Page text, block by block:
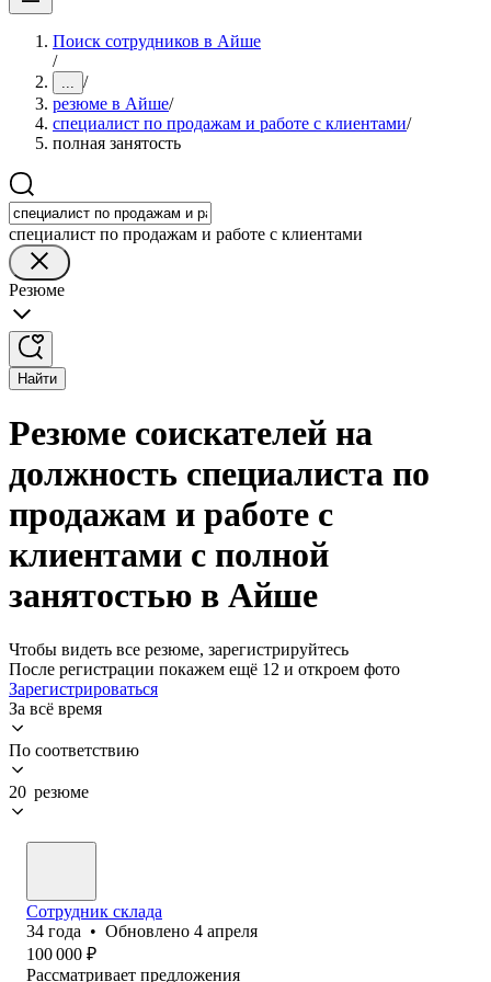
Поиск сотрудников в Айше
/
... /
резюме в Айше/
специалист по продажам и работе с клиентами/
полная занятость
специалист по продажам и работе с клиентами
Резюме
Найти
Резюме соискателей на
должность специалиста по
продажам и работе с
клиентами с полной
занятостью в Айше
Чтобы видеть все резюме, зарегистрируйтесь
После регистрации покажем ещё 12 и откроем фото
Зарегистрироваться
За всё время
По соответствию
20 резюме
Сотрудник склада
34 года • Обновлено 4 апреля
100 000 ₽
Рассматривает предложения